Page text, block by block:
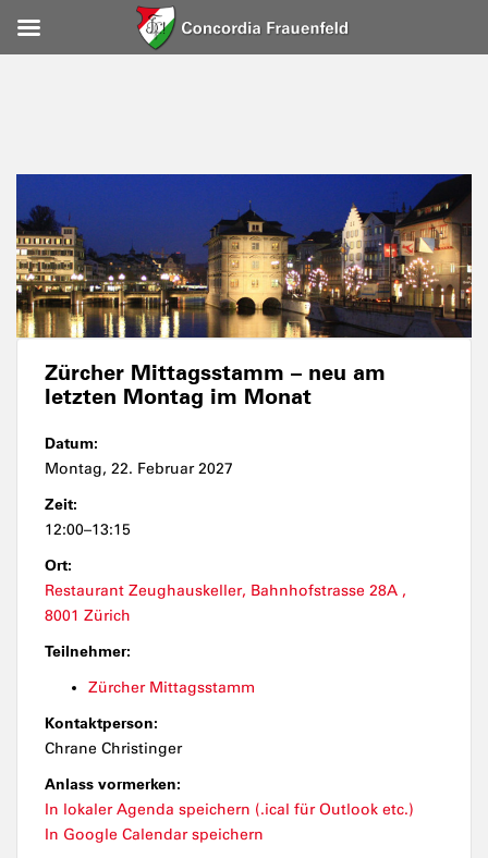
Zürcher Mittagsstamm – neu am
letzten Montag im Monat
Datum:
Montag, 22. Februar 2027
Zeit:
12:00–13:15
Ort:
Restaurant Zeughauskeller, Bahnhofstrasse 28A ,
8001 Zürich
Teilnehmer:
Zürcher Mittagsstamm
Kontaktperson:
Chrane Christinger
Anlass vormerken:
In lokaler Agenda speichern (.ical für Outlook etc.)
In Google Calendar speichern